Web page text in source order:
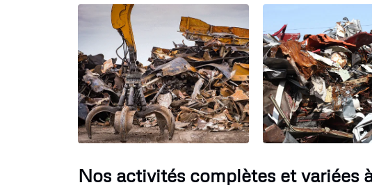
Nos activités complètes et variées